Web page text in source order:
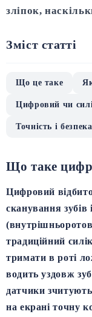
зліпок,
Зміст статті
Що це таке
Цифровий чи
Точність і безпека
Що таке
Цифровий
сканування зубів
традиційний
тримати в роті
водить уздовж
датчики
на екрані точну